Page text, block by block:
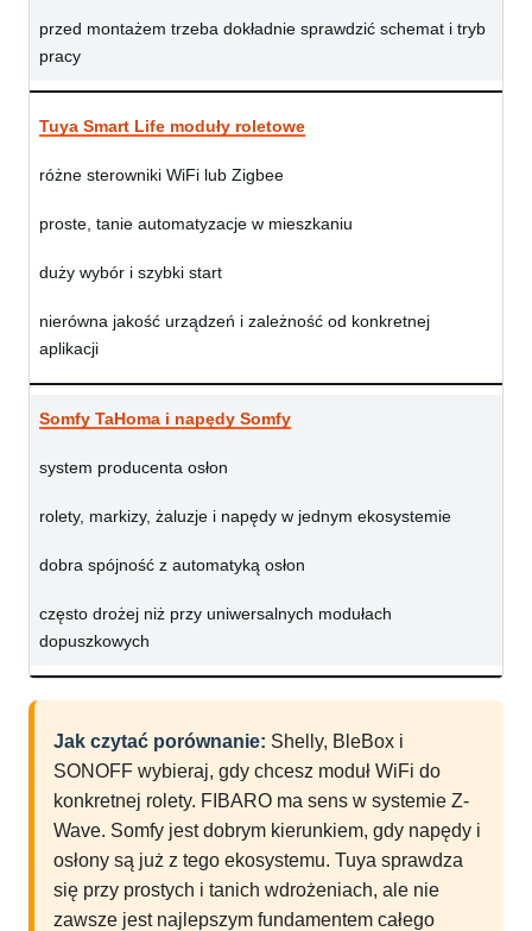
przed montażem trzeba dokładnie sprawdzić schemat i tryb
pracy
Tuya Smart Life moduły roletowe
różne sterowniki WiFi lub Zigbee
proste, tanie automatyzacje w mieszkaniu
duży wybór i szybki start
nierówna jakość urządzeń i zależność od konkretnej
aplikacji
Somfy TaHoma i napędy Somfy
system producenta osłon
rolety, markizy, żaluzje i napędy w jednym ekosystemie
dobra spójność z automatyką osłon
często drożej niż przy uniwersalnych modułach
dopuszkowych
Jak czytać porównanie: Shelly, BleBox i
SONOFF wybieraj, gdy chcesz moduł WiFi do
konkretnej rolety. FIBARO ma sens w systemie Z-
Wave. Somfy jest dobrym kierunkiem, gdy napędy i
osłony są już z tego ekosystemu. Tuya sprawdza
się przy prostych i tanich wdrożeniach, ale nie
zawsze jest najlepszym fundamentem całego